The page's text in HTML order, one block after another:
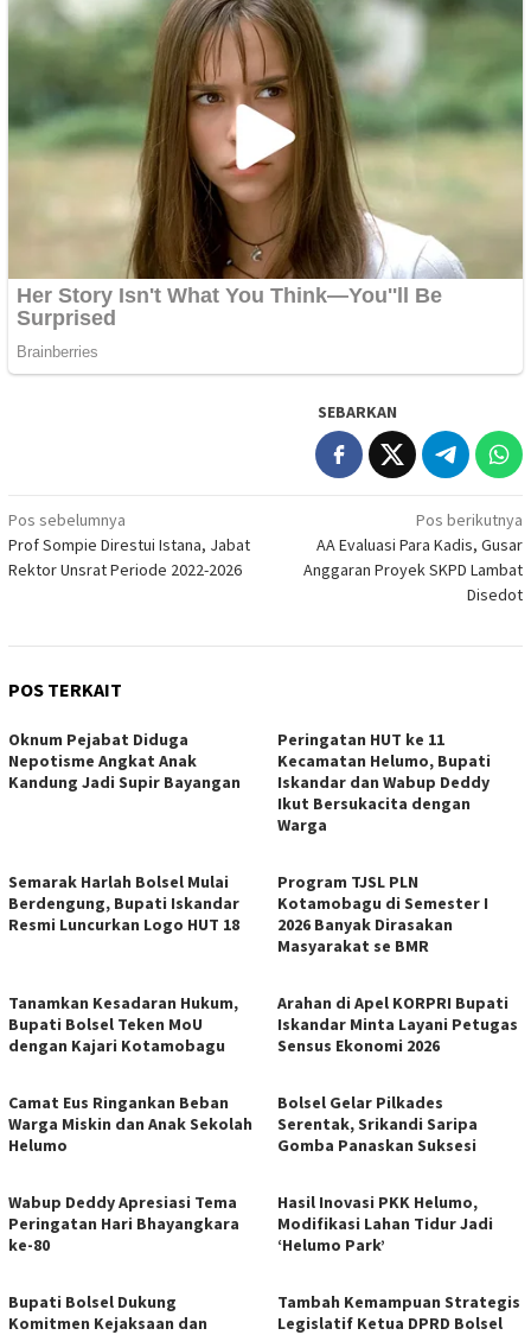
SEBARKAN
Navigasi
pos
Pos sebelumnya
Prof Sompie Direstui Istana, Jabat
Rektor Unsrat Periode 2022-2026
Pos berikutnya
AA Evaluasi Para Kadis, Gusar
Anggaran Proyek SKPD Lambat
Disedot
POS TERKAIT
Oknum Pejabat Diduga
Nepotisme Angkat Anak
Kandung Jadi Supir Bayangan
Peringatan HUT ke 11
Kecamatan Helumo, Bupati
Iskandar dan Wabup Deddy
Ikut Bersukacita dengan
Warga
Semarak Harlah Bolsel Mulai
Berdengung, Bupati Iskandar
Resmi Luncurkan Logo HUT 18
Program TJSL PLN
Kotamobagu di Semester I
2026 Banyak Dirasakan
Masyarakat se BMR
Tanamkan Kesadaran Hukum,
Bupati Bolsel Teken MoU
dengan Kajari Kotamobagu
Arahan di Apel KORPRI Bupati
Iskandar Minta Layani Petugas
Sensus Ekonomi 2026
Camat Eus Ringankan Beban
Warga Miskin dan Anak Sekolah
Helumo
Bolsel Gelar Pilkades
Serentak, Srikandi Saripa
Gomba Panaskan Suksesi
Wabup Deddy Apresiasi Tema
Peringatan Hari Bhayangkara
ke-80
Hasil Inovasi PKK Helumo,
Modifikasi Lahan Tidur Jadi
‘Helumo Park’
Bupati Bolsel Dukung
Komitmen Kejaksaan dan
Tambah Kemampuan Strategis
Legislatif Ketua DPRD Bolsel